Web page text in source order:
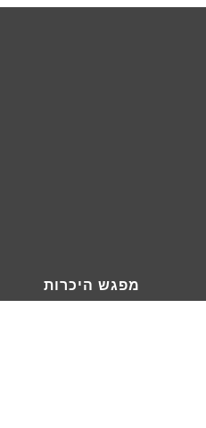
מפגש היכרות